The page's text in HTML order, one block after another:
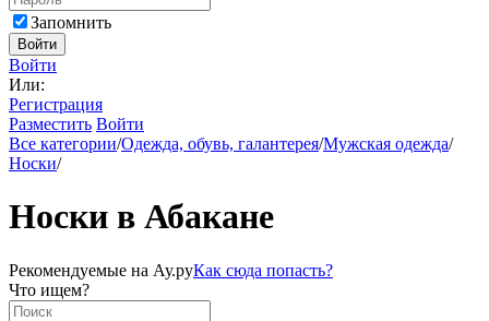
Запомнить
Войти
Войти
Или:
Регистрация
Разместить Войти
Все категории/Одежда, обувь, галантерея/Мужская одежда/
Носки/
Носки в Абакане
Рекомендуемые на Ау.руКак сюда попасть?
Что ищем?